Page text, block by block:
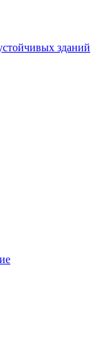
зданий